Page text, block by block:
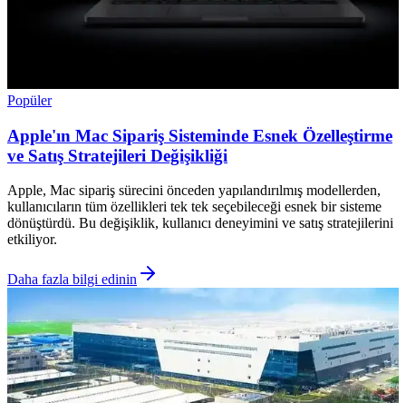
Popüler
Apple'ın Mac Sipariş Sisteminde Esnek Özelleştirme
ve Satış Stratejileri Değişikliği
Apple, Mac sipariş sürecini önceden yapılandırılmış modellerden,
kullanıcıların tüm özellikleri tek tek seçebileceği esnek bir sisteme
dönüştürdü. Bu değişiklik, kullanıcı deneyimini ve satış stratejilerini
etkiliyor.
Daha fazla bilgi edinin